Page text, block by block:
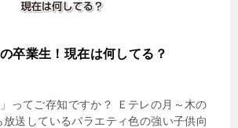
卒業生！現在は何してる？
」ってご存知ですか？ Ｅテレの月～木の
送しているバラエティ色の強い子供向